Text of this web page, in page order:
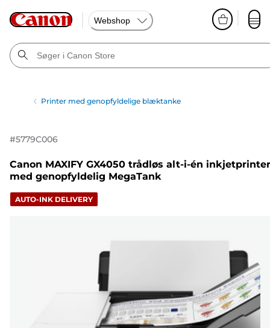
Webshop
Printer med genopfyldelige blæktanke
#5779C006
Canon MAXIFY GX4050 trådløs alt-i-én inkjetprinter
med genopfyldelig MegaTank
AUTO-INK DELIVERY